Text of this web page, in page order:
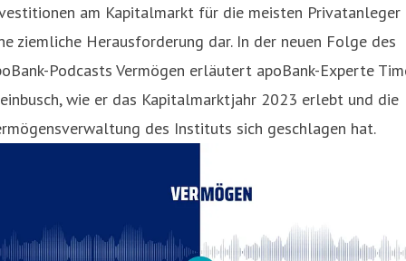
am Kapitalmarkt für die meisten Privatanleger
ziemliche Herausforderung dar. In der neuen Folge des
Podcasts Vermögen erläutert apoBank-Experte
wie er das Kapitalmarktjahr 2023 erlebt und die
des Instituts sich geschlagen hat.